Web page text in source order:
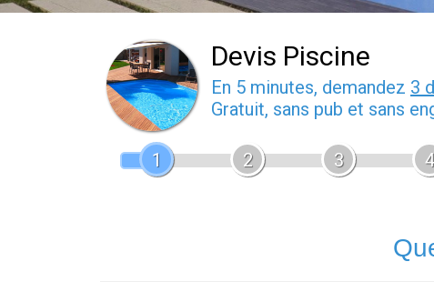
Devis Piscine
En 5 minutes, demandez 3
Gratuit, sans pub et sans
1 2 3 4